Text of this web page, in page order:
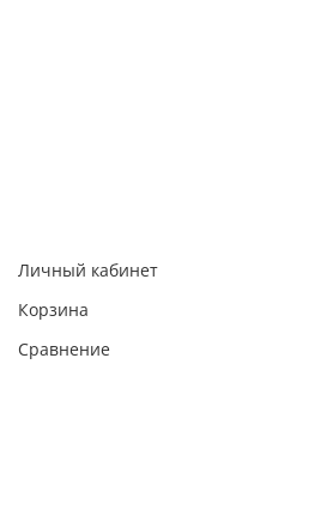
Личный кабинет
Корзина
Сравнение